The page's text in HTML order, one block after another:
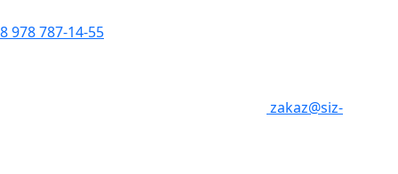
8 978 787-14-55
zakaz@siz-